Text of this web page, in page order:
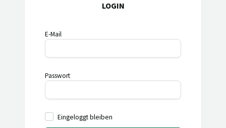
LOGIN
E-Mail
Passwort
Eingeloggt bleiben